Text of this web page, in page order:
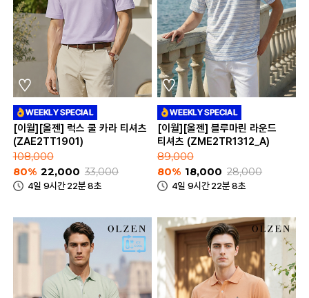
[이월][올젠] 럭스 쿨 카라 티셔츠
(ZAE2TT1901)
108,000
80% 22,000 33,000
4일 9시간 22분 8초
[이월][올젠] 블루마린 라운드
티셔츠 (ZME2TR1312_A)
89,000
80% 18,000 28,000
4일 9시간 22분 8초